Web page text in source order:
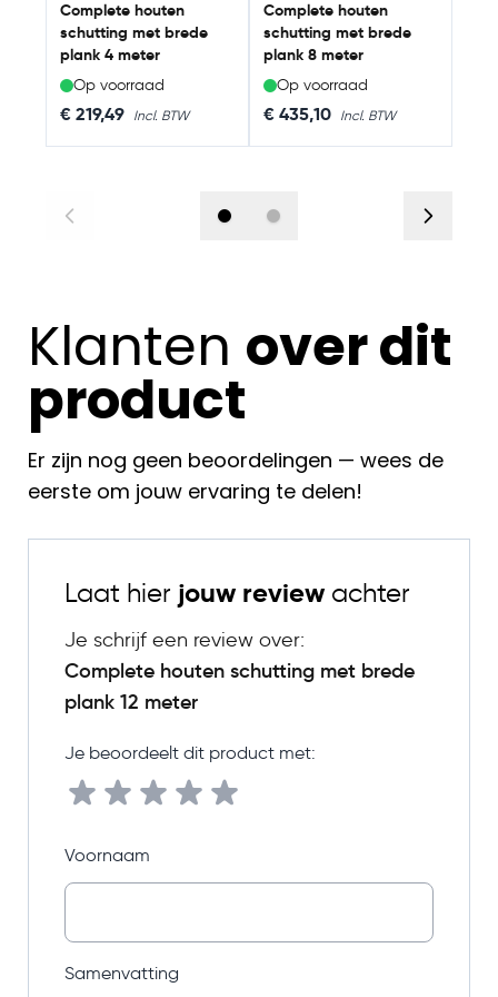
Complete houten
schutting met brede
plank 4 meter
Op voorraad
As low as
€ 219,49
Complete houten
schutting met brede
plank 8 meter
Op voorraad
As low as
€ 435,10
Klanten over dit
product
Er zijn nog geen beoordelingen — wees de
eerste om jouw ervaring te delen!
Laat hier jouw review achter
Je schrijf een review over:
Complete houten schutting met brede
plank 12 meter
Je beoordeelt dit product met:
Voornaam
Samenvatting